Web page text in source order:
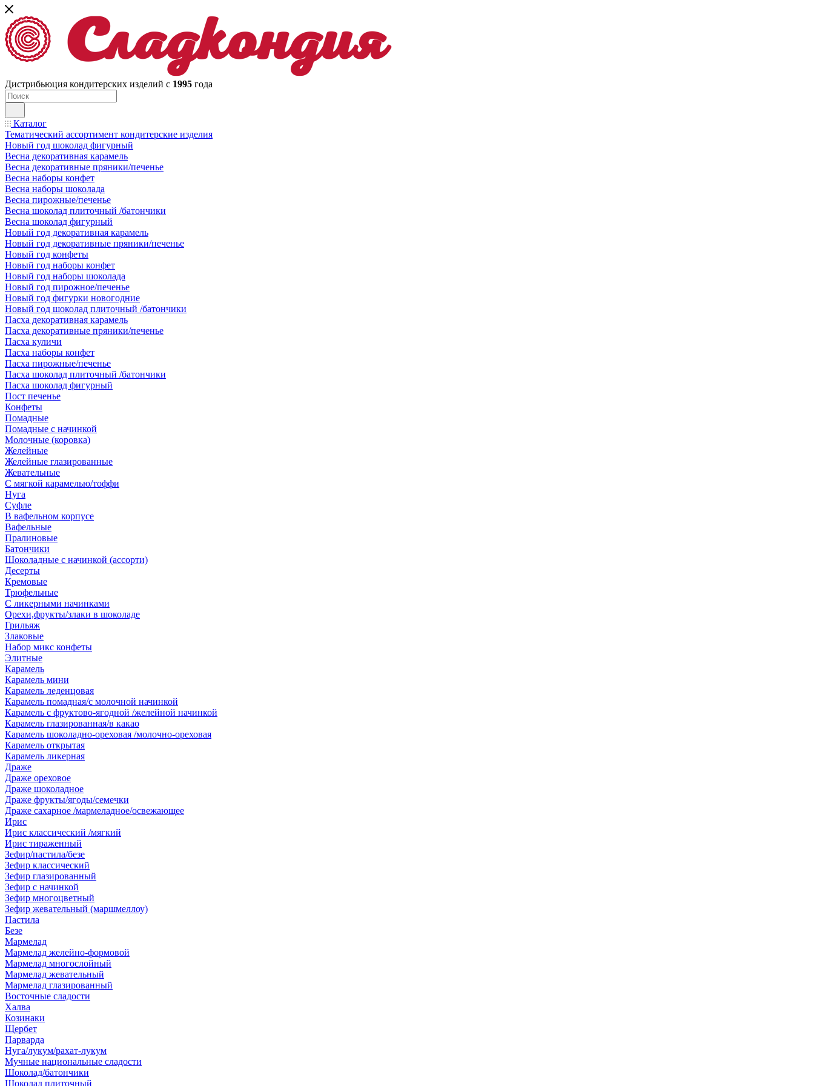
Дистрибьюция кондитерских изделий с 1995 года
Каталог
Тематический ассортимент кондитерские изделия
Новый год шоколад фигурный
Весна декоративная карамель
Весна декоративные пряники/печенье
Весна наборы конфет
Весна наборы шоколада
Весна пирожные/печенье
Весна шоколад плиточный /батончики
Весна шоколад фигурный
Новый год декоративная карамель
Новый год декоративные пряники/печенье
Новый год конфеты
Новый год наборы конфет
Новый год наборы шоколада
Новый год пирожное/печенье
Новый год фигурки новогодние
Новый год шоколад плиточный /батончики
Пасха декоративная карамель
Пасха декоративные пряники/печенье
Пасха куличи
Пасха наборы конфет
Пасха пирожные/печенье
Пасха шоколад плиточный /батончики
Пасха шоколад фигурный
Пост печенье
Конфеты
Помадные
Помадные с начинкой
Молочные (коровка)
Желейные
Желейные глазированные
Жевательные
С мягкой карамелью/тоффи
Нуга
Суфле
В вафельном корпусе
Вафельные
Пралиновые
Батончики
Шоколадные с начинкой (ассорти)
Десерты
Кремовые
Трюфельные
С ликерными начинками
Орехи,фрукты/злаки в шоколаде
Грильяж
Злаковые
Набор микс конфеты
Элитные
Карамель
Карамель мини
Карамель леденцовая
Карамель помадная/с молочной начинкой
Карамель с фруктово-ягодной /желейной начинкой
Карамель глазированная/в какао
Карамель шоколадно-ореховая /молочно-ореховая
Карамель открытая
Карамель ликерная
Драже
Драже ореховое
Драже шоколадное
Драже фрукты/ягоды/семечки
Драже сахарное /мармеладное/освежающее
Ирис
Ирис классический /мягкий
Ирис тираженный
Зефир/пастила/безе
Зефир классический
Зефир глазированный
Зефир с начинкой
Зефир многоцветный
Зефир жевательный (маршмеллоу)
Пастила
Безе
Мармелад
Мармелад желейно-формовой
Мармелад многослойный
Мармелад жевательный
Мармелад глазированный
Восточные сладости
Халва
Козинаки
Щербет
Парварда
Нуга/лукум/рахат-лукум
Мучные национальные сладости
Шоколад/батончики
Шоколад плиточный